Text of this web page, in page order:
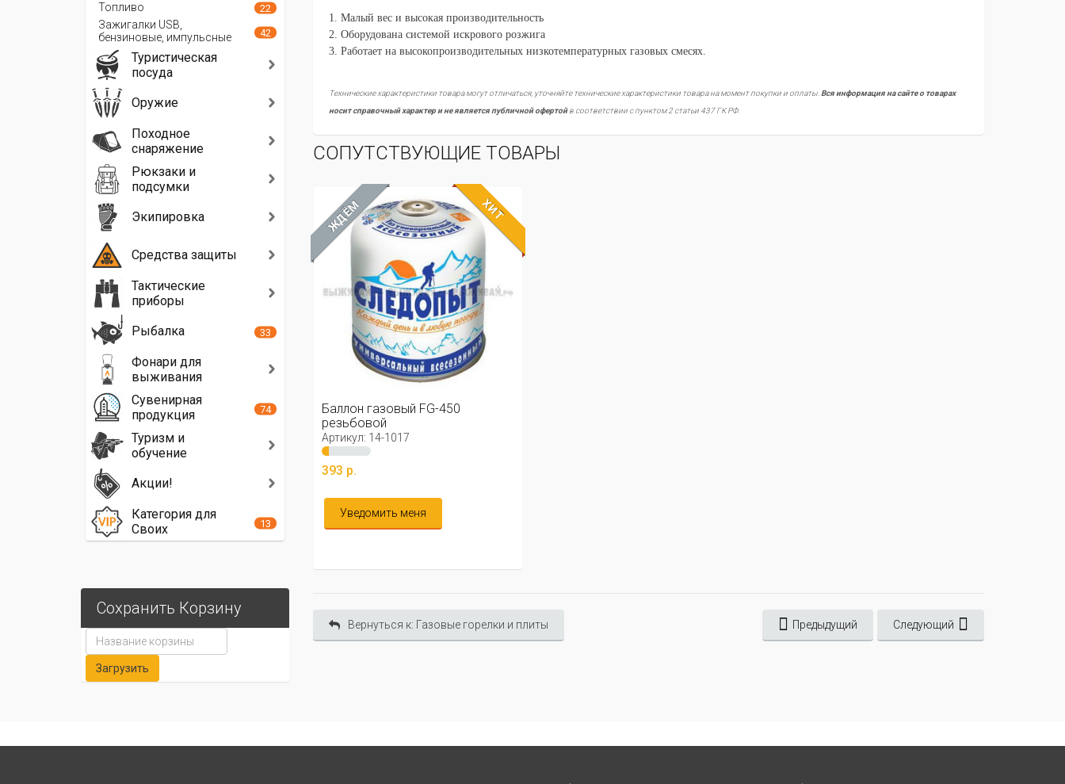
1. Малый вес и высокая производительность
2. Оборудована системой искрового розжига
3. Работает на высокопроизводительных низкотемпературных газовых смесях.
Технические характеристики товара могут отличаться, уточняйте технические характеристики товара на момент покупки и оплаты. Вся информация на сайте о товарах
носит справочный характер и не является публичной офертойв соответствии с пунктом 2 статьи 437 ГК РФ.
СОПУТСТВУЮЩИЕ ТОВАРЫ
ЖДЁМ ХИТ
Баллон газовый FG-450
резьбовой
Артикул: 14-1017
393 р.
Уведомить меня
Вернуться к: Газовые горелки и плиты Предыдущий Следующий
Топливо 22
Зажигалки USB,
бензиновые, импульсные
42
Туристическая
посуда
Оружие
Походное
снаряжение
Рюкзаки и
подсумки
Экипировка
Средства защиты
Тактические
приборы
Рыбалка
33
Фонари для
выживания
Сувенирная
продукция
74
Туризм и
обучение
Акции!
Категория для
Своих
13
Сохранить Корзину